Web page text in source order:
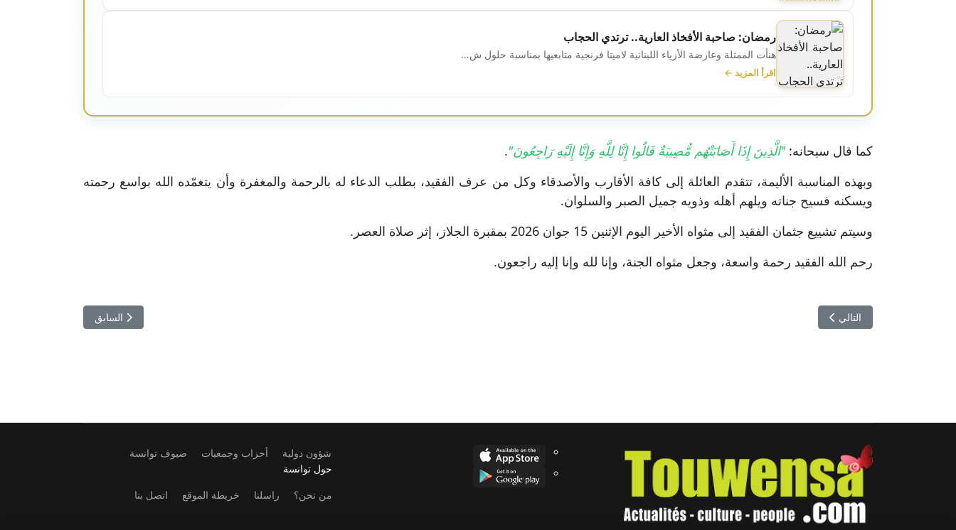
رمضان: صاحبة الأفخاذ العارية.. ترتدي الحجاب
هنأت الممثلة وعارضة الأزياء اللبنانية ​لاميتا فرنجية​ متابعيها بمناسبة حلول ش...
اقرأ المزيد ←
كما قال سبحانه:"الَّذِينَ إِذَا أَصَابَتْهُم مُّصِيبَةٌ قَالُوا إِنَّا لِلَّهِ وَإِنَّا إِلَيْهِ رَاجِعُونَ".
وبهذه المناسبة الأليمة، تتقدم العائلة إلى كافة الأقارب والأصدقاء وكل من عرف الفقيد، بطلب الدعاء له بالرحمة والمغفرة وأن يتغمّده الله بواسع رحمته
ويسكنه فسيح جناته ويلهم أهله وذويه جميل الصبر والسلوان.
وسيتم تشييع جثمان الفقيد إلى مثواه الأخير اليوم الإثنين 15 جوان 2026 بمقبرة الجلاز، إثر صلاة العصر.
رحم الله الفقيد رحمة واسعة، وجعل مثواه الجنة، وإنا لله وإنا إليه راجعون.
المقال السابق: رحيل
السابق المقال التالي: راغب علامة يكشف أسرار 4 عقود من المجد… محطات صادمة ومؤثرة في لقاء نادر مع هبة حيدري
التالي
شؤون دولية أحزاب وجمعيات
ضيوف توانسة
حول توانسة
من نحن؟
راسلنا خريطة الموقع اتصل بنا